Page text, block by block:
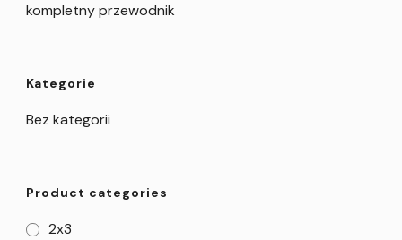
kompletny przewodnik
Kategorie
Bez kategorii
Product categories
2x3